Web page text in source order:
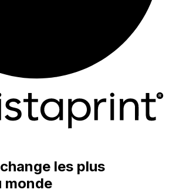
les plus
monde